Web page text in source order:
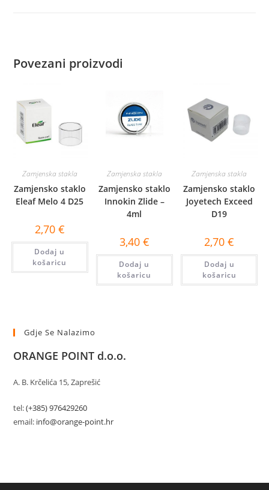
Povezani proizvodi
Zamjenska stakla
Zamjensko staklo
Eleaf Melo 4 D25
2,70 €
Dodaj u
košaricu
Zamjenska stakla
Zamjensko staklo
Innokin Zlide –
4ml
3,40 €
Dodaj u
košaricu
Zamjenska stakla
Zamjensko staklo
Joyetech Exceed
D19
2,70€
Dodaj u
košaricu
Gdje Se Nalazimo
ORANGE POINT d.o.o.
A. B. Krčelića 15, Zaprešić
tel:(+385) 976429260
email: info@orange-point.hr